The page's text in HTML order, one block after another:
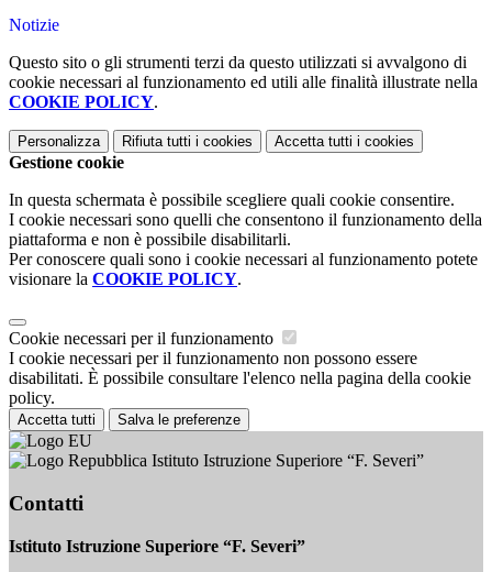
Notizie
Questo sito o gli strumenti terzi da questo utilizzati si avvalgono di
cookie necessari al funzionamento ed utili alle finalità illustrate nella
COOKIE POLICY.
Personalizza Rifiuta tutti i cookies Accetta tutti i cookies
Gestione cookie
In questa schermata è possibile scegliere quali cookie consentire.
I cookie necessari sono quelli che consentono il funzionamento della
piattaforma e non è possibile disabilitarli.
Per conoscere quali sono i cookie necessari al funzionamento potete
visionare la COOKIE POLICY.
Cookie necessari per il funzionamento
I cookie necessari per il funzionamento non possono essere
disabilitati. È possibile consultare l'elenco nella pagina della cookie
policy.
Accetta tutti Salva le preferenze
Istituto Istruzione Superiore “F. Severi”
Contatti
Istituto Istruzione Superiore “F. Severi”